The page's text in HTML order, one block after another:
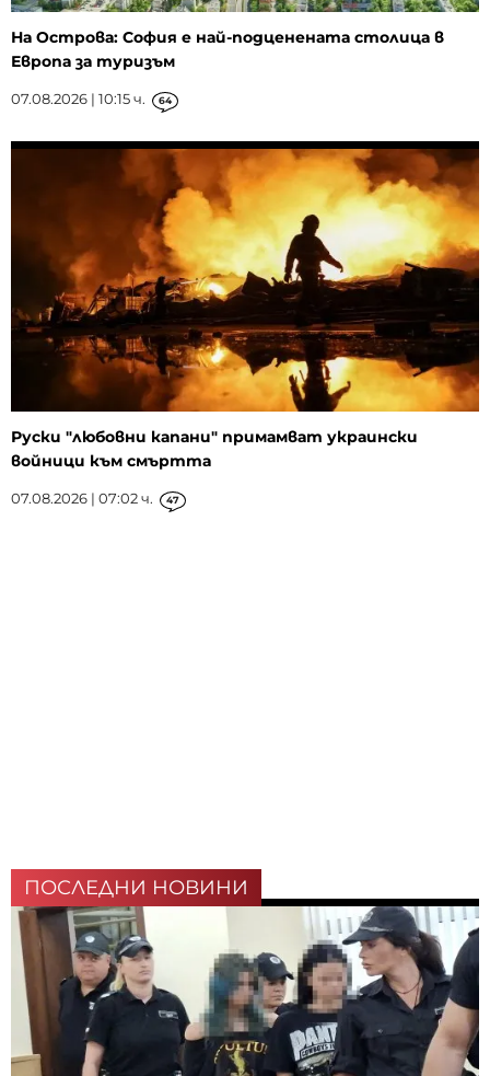
На Острова: София е най-подценената столица в
Европа за туризъм
07.08.2026 | 10:15 ч. 64
Руски "любовни капани" примамват украински
войници към смъртта
07.08.2026 | 07:02 ч. 47
ПОСЛЕДНИ НОВИНИ